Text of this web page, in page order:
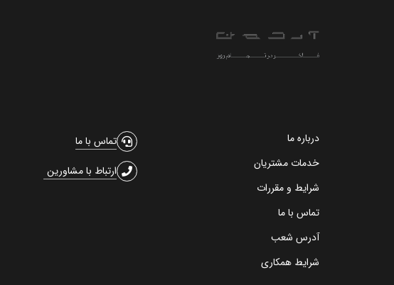
درباره ما
خدمات مشتریان
شرایط و مقررات
تماس با ما
آدرس شعب
شرایط همکاری
تماس با ما
ارتباط با مشاورین